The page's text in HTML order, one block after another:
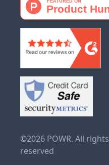
©2026 POWR. All rights
reserved